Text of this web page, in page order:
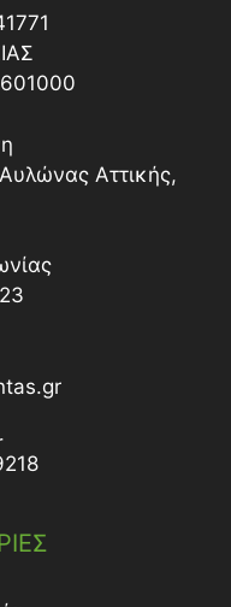
Αττικής,